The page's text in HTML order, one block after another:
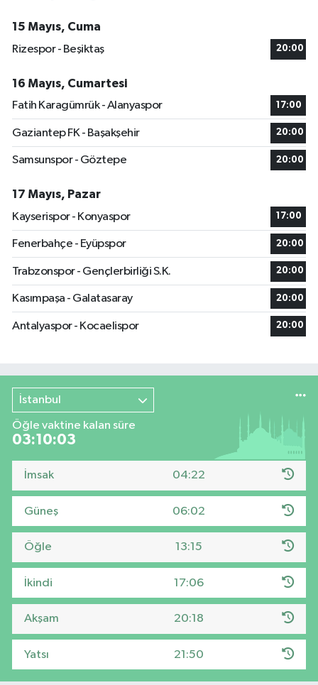
15 Mayıs, Cuma
Rizespor - Beşiktaş
20:00
16 Mayıs, Cumartesi
Fatih Karagümrük - Alanyaspor
17:00
Gaziantep FK - Başakşehir 20:00
Samsunspor - Göztepe 20:00
17 Mayıs, Pazar
Kayserispor - Konyaspor
17:00
Fenerbahçe - Eyüpspor 20:00
Trabzonspor - Gençlerbirliği S.K. 20:00
Kasımpaşa - Galatasaray 20:00
Antalyaspor - Kocaelispor 20:00
İstanbul
Öğle vaktine kalan süre
03:10:02
İmsak 04:22
Güneş 06:02
Öğle 13:15
İkindi 17:06
Akşam 20:18
Yatsı 21:50